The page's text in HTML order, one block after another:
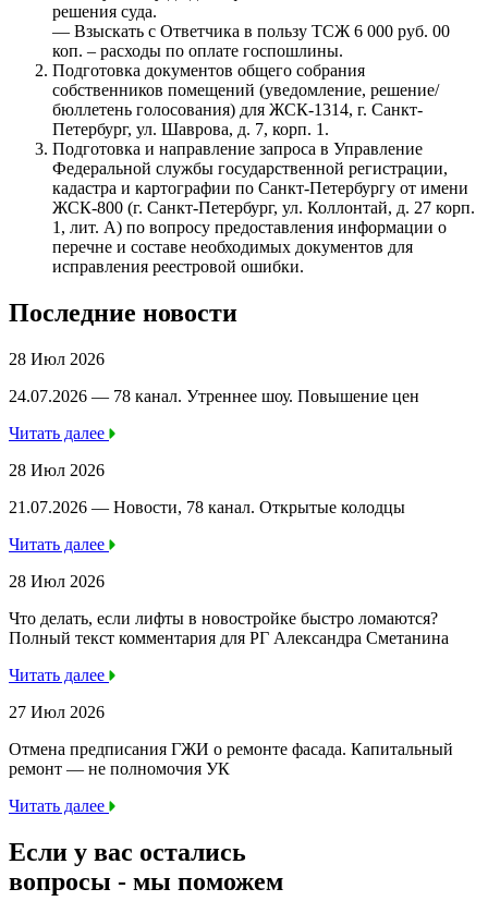
решения суда.
— Взыскать с Ответчика в пользу ТСЖ 6 000 руб. 00
коп. – расходы по оплате госпошлины.
Подготовка документов общего собрания
собственников помещений (уведомление, решение/
бюллетень голосования) для ЖСК-1314, г. Санкт-
Петербург, ул. Шаврова, д. 7, корп. 1.
Подготовка и направление запроса в Управление
Федеральной службы государственной регистрации,
кадастра и картографии по Санкт-Петербургу от имени
ЖСК-800 (г. Санкт-Петербург, ул. Коллонтай, д. 27 корп.
1, лит. А) по вопросу предоставления информации о
перечне и составе необходимых документов для
исправления реестровой ошибки.
Последние новости
28 Июл 2026
24.07.2026 — 78 канал. Утреннее шоу. Повышение цен
Читать далее
28 Июл 2026
21.07.2026 — Новости, 78 канал. Открытые колодцы
Читать далее
28 Июл 2026
Что делать, если лифты в новостройке быстро ломаются?
Полный текст комментария для РГ Александра Сметанина
Читать далее
27 Июл 2026
Отмена предписания ГЖИ о ремонте фасада. Капитальный
ремонт — не полномочия УК
Читать далее
Если у вас остались
вопросы - мы поможем